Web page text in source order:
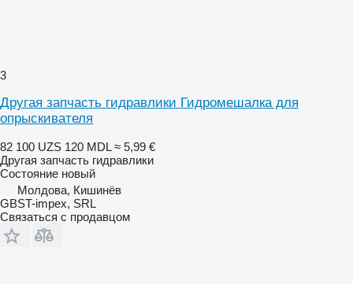
3
Другая запчасть гидравлики Гидромешалка для
опрыскивателя
82 100 UZS 120 MDL ≈ 5,99 €
Другая запчасть гидравлики
Состояние новый
Молдова, Кишинёв
GBST-impex, SRL
Связаться с продавцом